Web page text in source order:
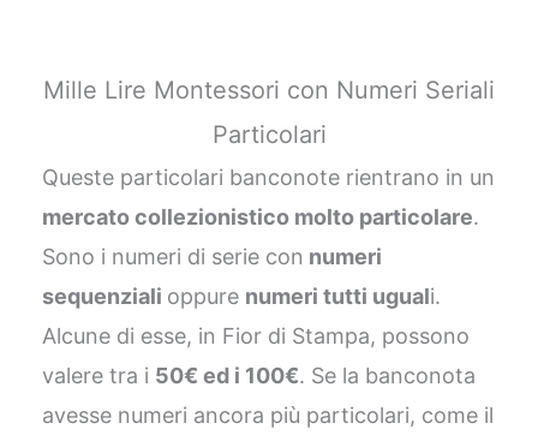
Mille Lire Montessori con Numeri Seriali
Particolari
Queste particolari banconote rientrano in un
mercato collezionistico molto particolare.
Sono i numeri di serie con numeri
sequenziali oppure numeri tutti uguali.
Alcune di esse, in Fior di Stampa, possono
valere tra i 50€ ed i 100€. Se la banconota
avesse numeri ancora più particolari, come il